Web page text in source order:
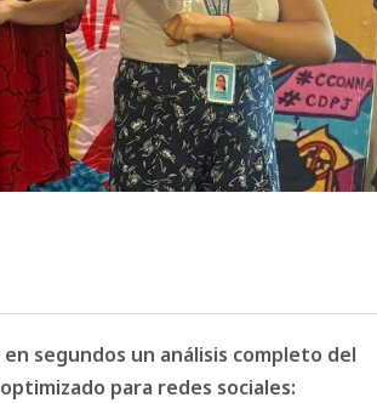
segundos un análisis completo del
para redes sociales: